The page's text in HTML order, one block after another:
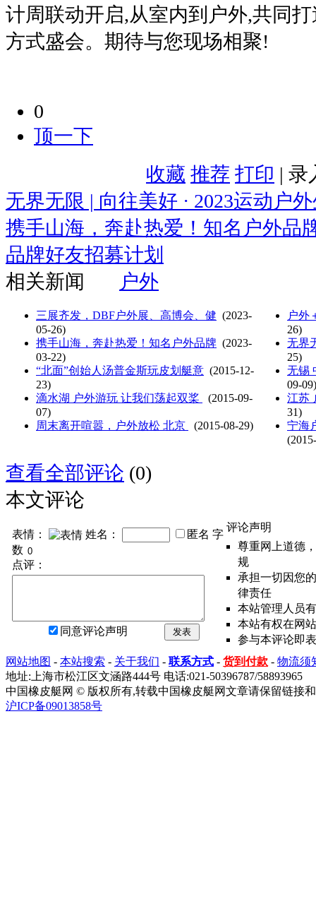
计周联动开启,从室内到户外,共同
方式盛会。期待与您现场相聚!
0
顶一下
收藏 推荐 打印 | 录
无界无限 | 向往美好 · 2023运动户
携手山海，奔赴热爱！知名户外品
品牌好友招募计划
相关新闻
户外
三展齐发，DBF户外展、高博会、健 (2023-
05-26)
携手山海，奔赴热爱！知名户外品牌 (2023-
03-22)
“北面”创始人汤普金斯玩皮划艇意 (2015-12-
23)
滴水湖 户外游玩 让我们荡起双桨
(2015-09-
07)
周末离开喧嚣，户外放松 北京
(2015-08-29)
户外
26)
无界
25)
无锡
09-09)
江苏
31)
宁海
查看全部评论 (0)
本文评论
表情： 姓名： 匿名 字
数
点评：
同意评论声明 发表
评论声明
尊重网上道德
规
承担一切因您
律责任
本站管理人员
本站有权在网
参与本评论即
网站地图 - 本站搜索 - 关于我们 - 联系方式 - 货到付款 - 物流须
地址:上海市松江区文涵路444号 电话:021-50396787/58893965
中国橡皮艇网 © 版权所有,转载中国橡皮艇网文章请保留链接
沪ICP备09013858号